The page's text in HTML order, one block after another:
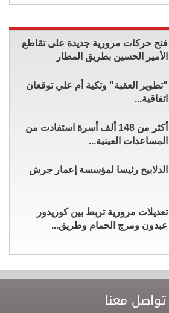
فتح حركات مرورية جديدة على تقاطع
الأمير الحسين بطريق المطار
"تطوير العقبة" وتكية أم علي توقعان
اتفاقية...
أكثر من 148 ألف أسرة استفادت من
المساعدات العينية...
الدلابيح رئيسا لمؤسسة إعمار جرش
تعديلات مرورية تربط بين كوريدور
عبدون ومرج الحمام وطريق...
تواصل معنا